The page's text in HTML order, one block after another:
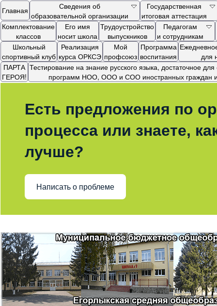
Главная
Сведения об
образовательной организации
Государственная
итоговая аттестация
Комплектование
классов
Его имя
носит школа
Трудоустройство
выпускников
Педагогам
и сотрудникам
Школьный
спортивный клуб
Реализация
курса ОРКСЭ
Мой
профсоюз
Программа
воспитания
для
ПАРТА
ГЕРОЯ!
Тестирование на знание русского языка, достаточное
программ НОО, ООО и СОО иностранных граждан и
Есть предложения по
процесса или знаете,
лучше?
Написать о проблеме